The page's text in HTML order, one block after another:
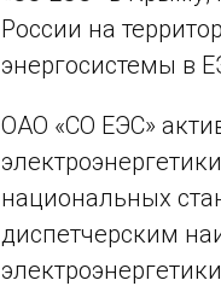
России на
энергосистемы в
ОАО «СО ЕЭС»
национальных
диспетчерским